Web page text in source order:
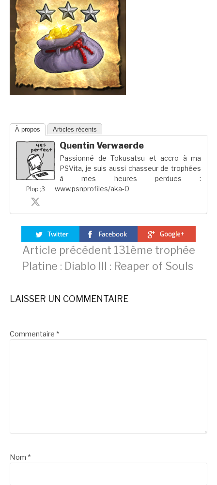
À propos Articles récents
Plop ;3
Quentin Verwaerde
Passionné de Tokusatsu et accro à ma
PSVita, je suis aussi chasseur de trophées
à mes heures perdues :
www.psnprofiles/aka-0
Lire
la
suite
Article précédent 131ème trophée
Platine : Diablo III : Reaper of Souls
LAISSER UN COMMENTAIRE
Commentaire *
Nom *